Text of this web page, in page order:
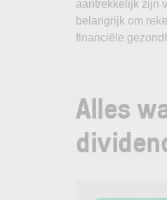
aantrekkelijk zijn
belangrijk om
financiële
Alles